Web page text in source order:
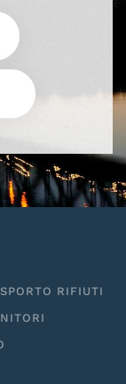
RIFIUTI